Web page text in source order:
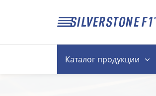
Каталогпродукции